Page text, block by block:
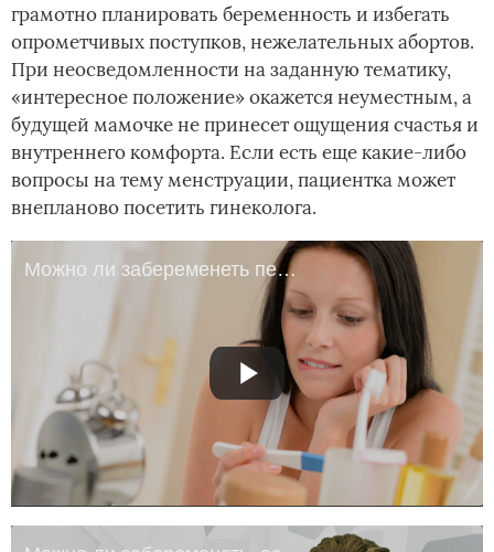
грамотно планировать беременность и избегать
опрометчивых поступков, нежелательных абортов.
При неосведомленности на заданную тематику,
«интересное положение» окажется неуместным, а
будущей мамочке не принесет ощущения счастья и
внутреннего комфорта. Если есть еще какие-либо
вопросы на тему менструации, пациентка может
внепланово посетить гинеколога.
Можно ли забеременеть перед месячными?